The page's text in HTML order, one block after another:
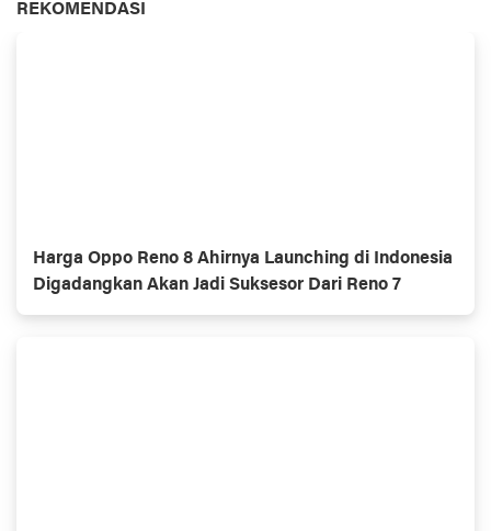
REKOMENDASI
Harga Oppo Reno 8 Ahirnya Launching di Indonesia
Digadangkan Akan Jadi Suksesor Dari Reno 7